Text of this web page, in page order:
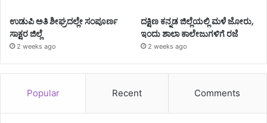
ಉಡುಪಿ ಅತಿ ಶೀಘ್ರದಲ್ಲೇ ಸಂಪೂರ್ಣ
ಸಾಕ್ಷರ ಜಿಲ್ಲೆ
2 weeks ago
ದಕ್ಷಿಣ ಕನ್ನಡ ಜಿಲ್ಲೆಯಲ್ಲಿ ಮಳೆ ಜೋರು,
ಇಂದು ಶಾಲಾ ಕಾಲೇಜುಗಳಿಗೆ ರಜೆ
2 weeks ago
Popular Recent Comments